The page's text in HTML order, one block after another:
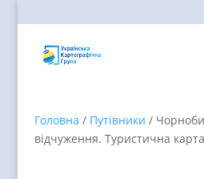
Головна / Путівники /
відчуження. Туристична карта